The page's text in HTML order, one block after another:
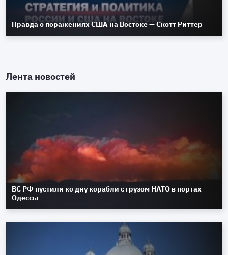
Правда о поражениях США на Востоке — Скотт Риттер
Лента новостей
ВС РФ пустили ко дну корабли с грузом НАТО в портах
Одессы